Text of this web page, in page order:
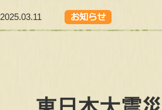
2025.03.11